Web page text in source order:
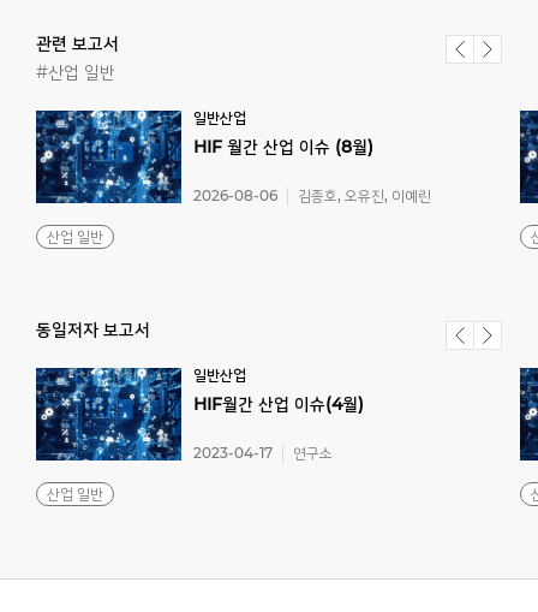
관련 보고서
#산업 일반
일반산업
HIF 월간 산업 이슈 (8월)
산업 일반
2026-08-06 김종호, 오유진, 이예린
동일저자 보고서
일반산업
HIF월간 산업 이슈(4월)
산업 일반
2023-04-17 연구소